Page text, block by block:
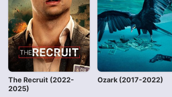
The Recruit (2022-
2025)
Ozark (2017-2022)